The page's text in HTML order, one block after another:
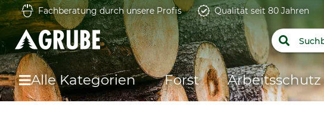
Fachberatung durch unsere Profis Qualität seit 80 Jahren
Alle Kategorien Forst Arbeitsschutz